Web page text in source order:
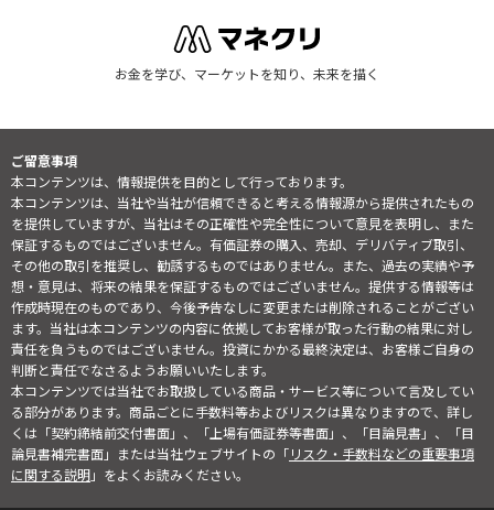
お金を学び、マーケットを知り、未来を描く
ご留意事項
本コンテンツは、情報提供を目的として行っております。
本コンテンツは、当社や当社が信頼できると考える情報源から提供されたもの
を提供していますが、当社はその正確性や完全性について意見を表明し、また
保証するものではございません。有価証券の購入、売却、デリバティブ取引、
その他の取引を推奨し、勧誘するものではありません。また、過去の実績や予
想・意見は、将来の結果を保証するものではございません。提供する情報等は
作成時現在のものであり、今後予告なしに変更または削除されることがござい
ます。当社は本コンテンツの内容に依拠してお客様が取った行動の結果に対し
責任を負うものではございません。投資にかかる最終決定は、お客様ご自身の
判断と責任でなさるようお願いいたします。
本コンテンツでは当社でお取扱している商品・サービス等について言及してい
る部分があります。商品ごとに手数料等およびリスクは異なりますので、詳し
くは「契約締結前交付書面」、「上場有価証券等書面」、「目論見書」、「目
論見書補完書面」または当社ウェブサイトの「リスク・手数料などの重要事項
に関する説明」をよくお読みください。